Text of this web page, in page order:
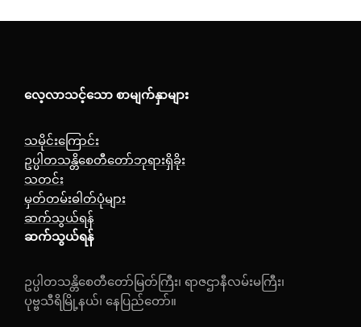
လေ့လာသင့်သော စာမျက်နှာများ
သမိုင်းကြောင်း
ဥပ္ပါတသန္တိစေတီတော်ဘုရားရှိခိုး
သတင်း
မှတ်တမ်းဓါတ်ပုံများ
ဆက်သွယ်ရန်
ဆက်သွယ်ရန်
ဥပ္ပါတသန္တိစေတီတော်မြတ်ကြီး၊ ရာဇဌာနီလမ်းမကြီး၊
ပုဗ္ဗသီရိမြို့နယ်၊ နေပြည်တော်။